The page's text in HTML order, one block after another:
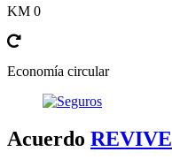
KM 0
Economía circular
Acuerdo REVIVE